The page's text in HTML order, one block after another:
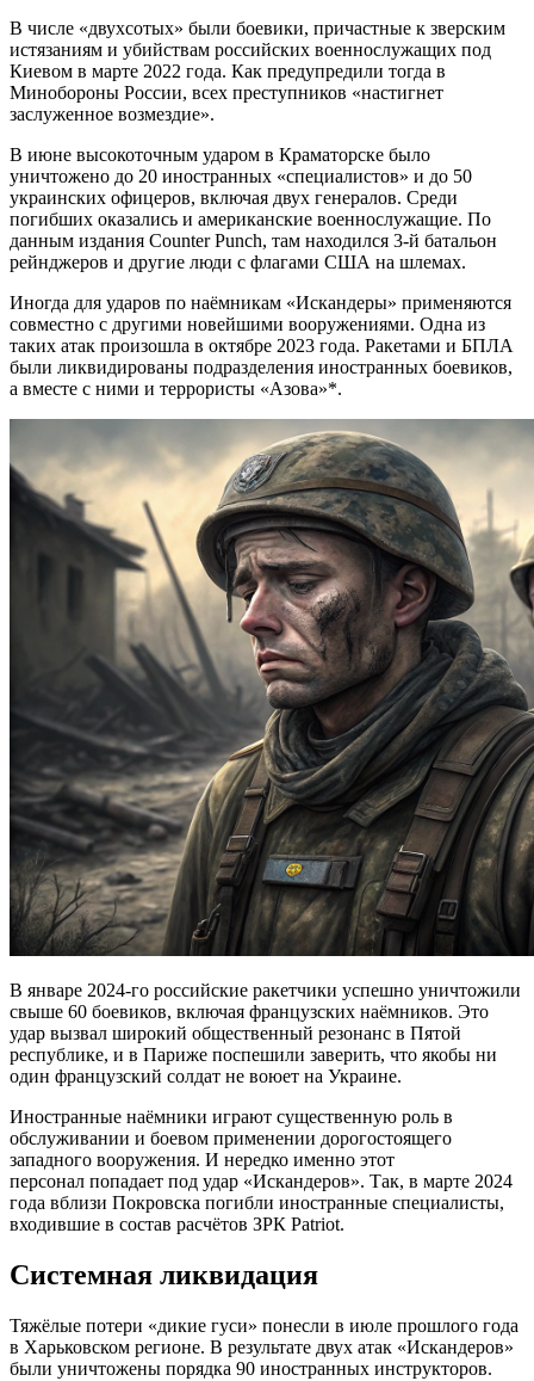
В числе «двухсотых» были боевики, причастные к зверским
истязаниям и убийствам российских военнослужащих под
Киевом в марте 2022 года. Как предупредили тогда в
Минобороны России, всех преступников «настигнет
заслуженное возмездие».
В июне высокоточным ударом в Краматорске было
уничтожено до 20 иностранных «специалистов» и до 50
украинских офицеров, включая двух генералов. Среди
погибших оказались и американские военнослужащие. По
данным издания Counter Punch, там находился 3-й батальон
рейнджеров и другие люди с флагами США на шлемах.
Иногда для ударов по наёмникам «Искандеры» применяются
совместно с другими новейшими вооружениями. Одна из
таких атак произошла в октябре 2023 года. Ракетами и БПЛА
были ликвидированы подразделения иностранных боевиков,
а вместе с ними и террористы «Азова»*.
В январе 2024-го российские ракетчики успешно уничтожили
свыше 60 боевиков, включая французских наёмников. Это
удар вызвал широкий общественный резонанс в Пятой
республике, и в Париже поспешили заверить, что якобы ни
один французский солдат не воюет на Украине.
Иностранные наёмники играют существенную роль в
обслуживании и боевом применении дорогостоящего
западного вооружения. И нередко именно этот
персонал попадает под удар «Искандеров». Так, в марте 2024
года вблизи Покровска погибли иностранные специалисты,
входившие в состав расчётов ЗРК Patriot.
Системная ликвидация
Тяжёлые потери «дикие гуси» понесли в июле прошлого года
в Харьковском регионе. В результате двух атак «Искандеров»
были уничтожены порядка 90 иностранных инструкторов.